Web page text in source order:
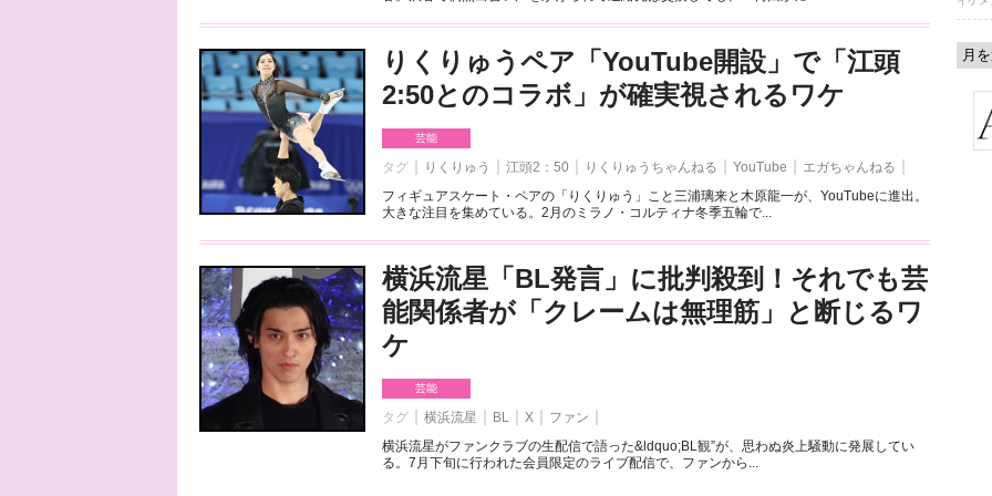
りくりゅうペア「YouTube開設」で「江頭
2:50とのコラボ」が確実視されるワケ
芸能
タグ りくりゅう 江頭2：50 りくりゅうちゃんねる YouTube
エガちゃんねる
フィギュアスケート・ペアの「りくりゅう」こと三浦璃来と木原龍一が、YouTubeに進出。
大きな注目を集めている。2月のミラノ・コルティナ冬季五輪で...
横浜流星「BL発言」に批判殺到！それでも芸
能関係者が「クレームは無理筋」と断じるワ
ケ
芸能
タグ 横浜流星 BL X
ファン
横浜流星がファンクラブの生配信で語った&ldquo;BL観”が、思わぬ炎上騒動に発展してい
る。7月下旬に行われた会員限定のライブ配信で、ファンから...